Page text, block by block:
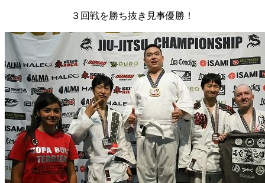
３回戦を勝ち抜き見事優勝！